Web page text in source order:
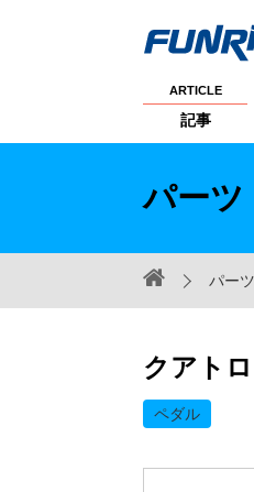
ARTICLE
記事
パーツ
パーツ
クアト
ペダル